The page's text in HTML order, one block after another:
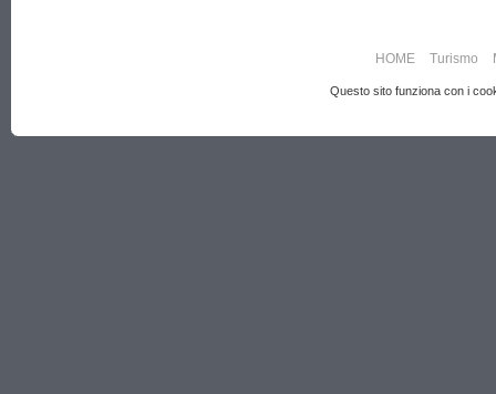
HOME Turismo
Questo sito funziona con i